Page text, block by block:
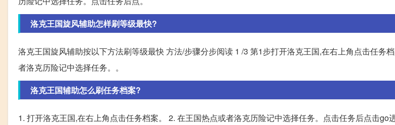
洛克王国旋风辅助怎样刷等级最快?
洛克王国旋风辅助按以下方法刷等级最快 方法/步骤分步阅读 1 /3 第1步打开洛克王国,在右上角点击任务
者洛克历险记中选择任务。。
洛克王国辅助怎么刷任务档案?
1. 打开洛克王国,在右上角点击任务档案。 2. 在王国热点或者洛克历险记中选择任务。点击任务后点击go